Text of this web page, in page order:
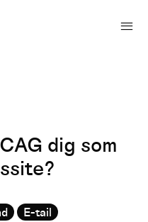
dig som
E-tail